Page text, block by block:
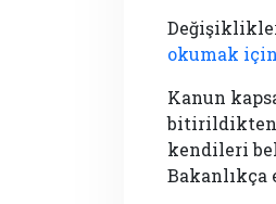
okumak
Kanun
bitirildikten
kendileri